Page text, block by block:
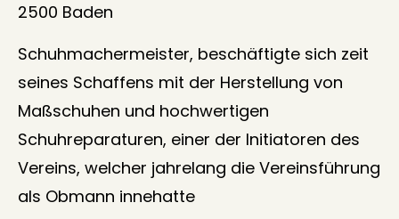
2500 Baden
Schuhmachermeister, beschäftigte sich zeit
seines Schaffens mit der Herstellung von
Maßschuhen und hochwertigen
Schuhreparaturen, einer der Initiatoren des
Vereins, welcher jahrelang die Vereinsführung
als Obmann innehatte